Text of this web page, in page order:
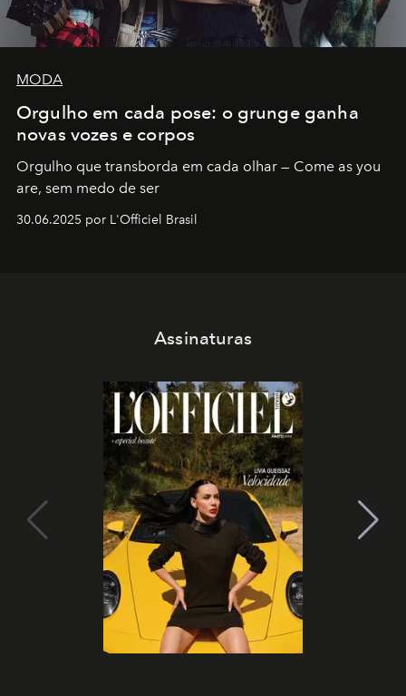
MODA
Orgulho em cada pose: o grunge ganha
novas vozes e corpos
Orgulho que transborda em cada olhar — Come as you
are, sem medo de ser
30.06.2025 por L'Officiel Brasil
Assinaturas